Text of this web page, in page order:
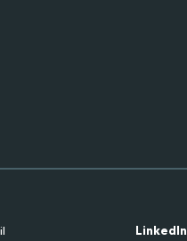
LinkedIn